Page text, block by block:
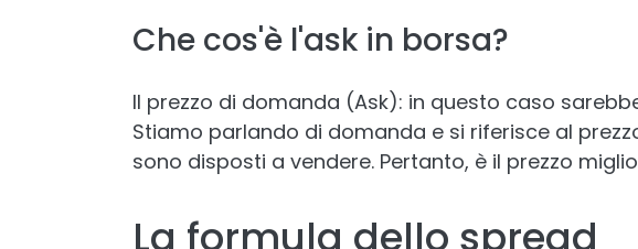
Che cos'è l'ask in borsa?
Il prezzo di domanda (Ask): in questo caso
Stiamo parlando di domanda e si riferisce al
sono disposti a vendere. Pertanto, è il prezzo
La formula dello spread